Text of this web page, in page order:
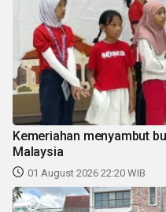
Kemeriahan menyambut
Malaysia
01 August 2026 22:20 WIB